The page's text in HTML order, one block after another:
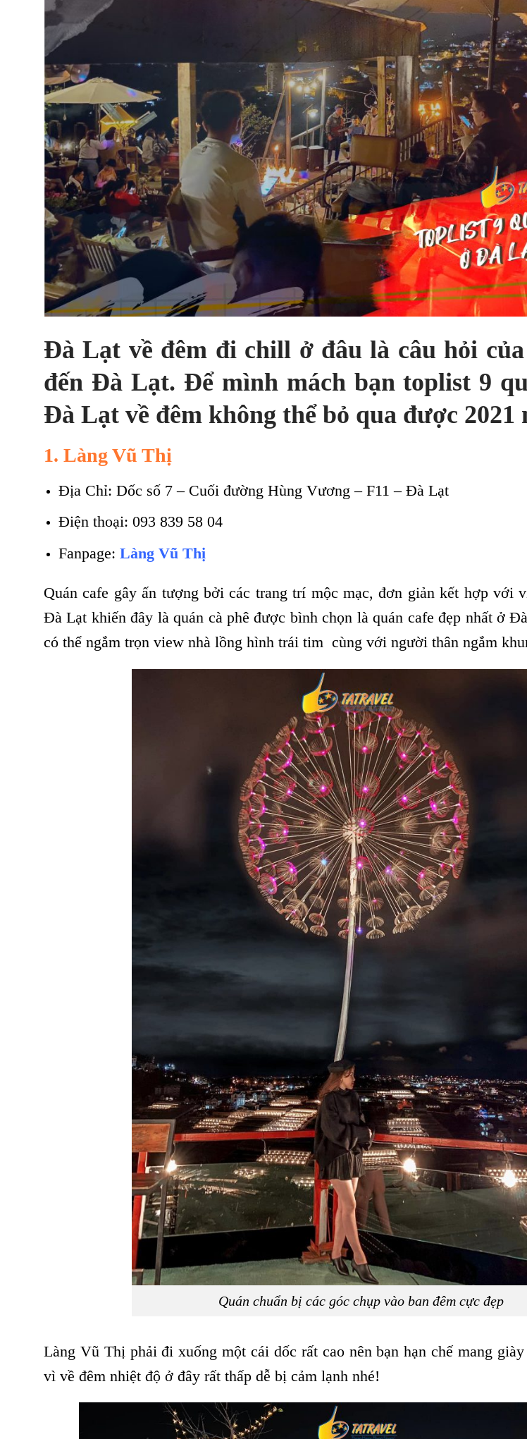
Đà Lạt về đêm đi chill ở đâu là câu hỏi
đến Đà Lạt. Để mình mách bạn toplist 9
Đà Lạt về đêm không thể bỏ qua được 2021
1. Làng Vũ Thị
Địa Chỉ: Dốc số 7 – Cuối đường Hùng Vương – F11 – Đà Lạt
Điện thoại: 093 839 58 04
Fanpage: Làng Vũ Thị
Quán cafe gây ấn tượng bởi các trang trí mộc mạc, đơn giản kết hợp với
Đà Lạt khiến đây là quán cà phê được bình chọn là quán cafe đẹp nhất ở
có thể ngắm trọn view nhà lồng hình trái tim cùng với người thân ngắm
Quán chuẩn bị các góc chụp vào ban đêm cực đẹp
Làng Vũ Thị phải đi xuống một cái dốc rất cao nên bạn hạn chế mang
vì về đêm nhiệt độ ở đây rất thấp dễ bị cảm lạnh nhé!